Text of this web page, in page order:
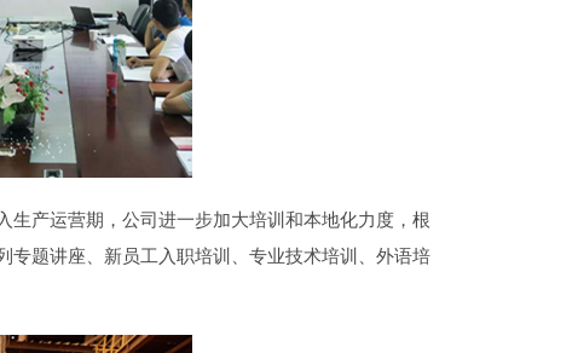
产运营期，公司进一步加大培训和本地化力度，根
题讲座、新员工入职培训、专业技术培训、外语培